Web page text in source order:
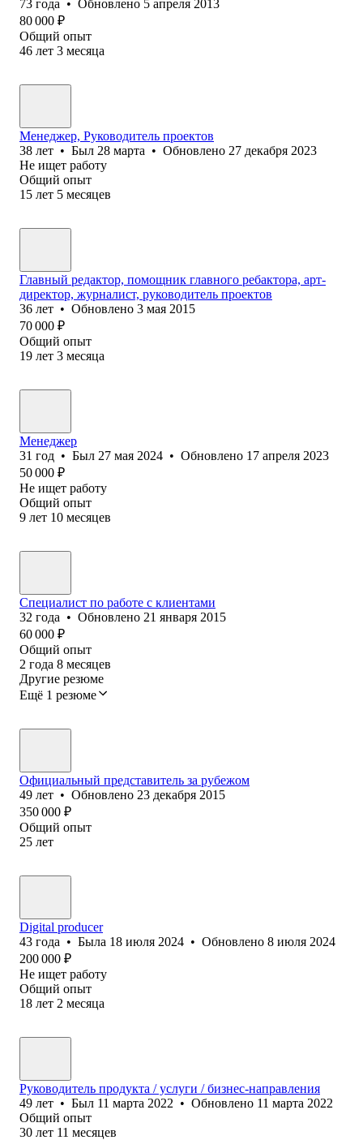
73 года • Обновлено 5 апреля 2013
80 000 ₽
Общий опыт
46 лет 3 месяца
Менеджер, Руководитель проектов
38 лет • Был 28 марта • Обновлено 27 декабря 2023
Не ищет работу
Общий опыт
15 лет 5 месяцев
Главный редактор, помощник главного ребактора, арт-
директор, журналист, руководитель проектов
36 лет • Обновлено 3 мая 2015
70 000 ₽
Общий опыт
19 лет 3 месяца
Менеджер
31 год • Был 27 мая 2024 • Обновлено 17 апреля 2023
50 000 ₽
Не ищет работу
Общий опыт
9 лет 10 месяцев
Специалист по работе с клиентами
32 года • Обновлено 21 января 2015
60 000 ₽
Общий опыт
2 года 8 месяцев
Другие резюме
Ещё 1 резюме
Официальный представитель за рубежом
49 лет • Обновлено 23 декабря 2015
350 000 ₽
Общий опыт
25 лет
Digital producer
43 года • Была 18 июля 2024 • Обновлено 8 июля 2024
200 000 ₽
Не ищет работу
Общий опыт
18 лет 2 месяца
Руководитель продукта / услуги / бизнес-направления
49 лет • Был 11 марта 2022 • Обновлено 11 марта 2022
Общий опыт
30 лет 11 месяцев